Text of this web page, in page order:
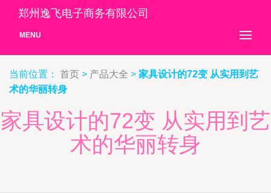
郑州逸飞电子商务有限公司
MENU
当前位置： 首页 > 产品大全 > 家具设计的72变 从实用到艺
术的华丽转身
家具设计的72变 从实用到艺
术的华丽转身